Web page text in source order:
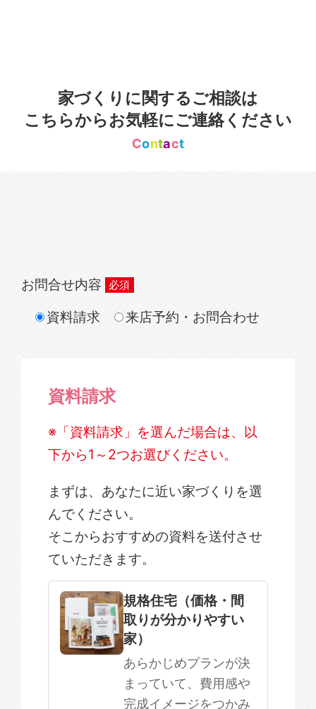
家づくりに関するご相談は
こちらからお気軽にご連絡ください
Contact
お問合せ内容
資料請求
来店予約・お問合わせ
資料請求
※「資料請求」を選んだ場合は、以
下から1～2つお選びください。
まずは、あなたに近い家づくりを選
んでください。
そこからおすすめの資料を送付させ
ていただきます。
規格住宅
注文住宅
SOWOOD
まだ何も決まっていない
規格住宅（価格・間
取りが分かりやすい
家）
あらかじめプランが決
まっていて、費用感や
完成イメージをつかみ